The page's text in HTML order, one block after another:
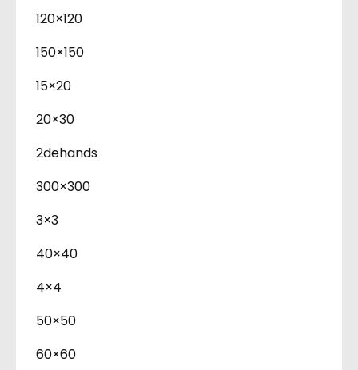
120×120
150×150
15×20
20×30
2dehands
300×300
3×3
40×40
4×4
50×50
60×60